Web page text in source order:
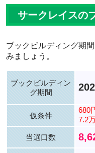
サークレイスの
ブックビルディング期間
みましょう。
ブックビルディン
グ期間
仮条件
680
7.2
当選口数